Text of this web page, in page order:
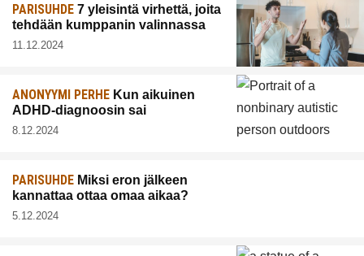
PARISUHDE 7 yleisintä virhettä, joita
tehdään kumppanin valinnassa
11.12.2024
ANONYYMI PERHE Kun aikuinen
ADHD-diagnoosin sai
8.12.2024
PARISUHDE Miksi eron jälkeen
kannattaa ottaa omaa aikaa?
5.12.2024